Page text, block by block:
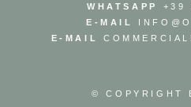
WHATSAPP
+39
E-MAIL
E-MAIL
© COPYRIGHT